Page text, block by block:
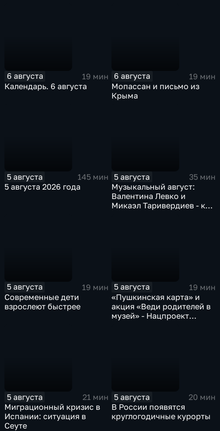
6 августа
19 мин
Календарь. 6 августа
6 августа
19 мин
Мопассан и письмо из
Крыма
5 августа
145 мин
5 августа 2026 года
5 августа
35 мин
Музыкальный август:
Валентина Левко и
Микаэл Таривердиев - как
5 августа
19 мин
Современные дети
взрослеют быстрее
5 августа
19 мин
«Пушкинская карта» и
акция «Веди родителей в
музей» - Нацпроект
5 августа
21 мин
Миграционный кризис в
Испании: ситуация в
Сеуте
5 августа
20 мин
В России появятся
круглогодичные курорты